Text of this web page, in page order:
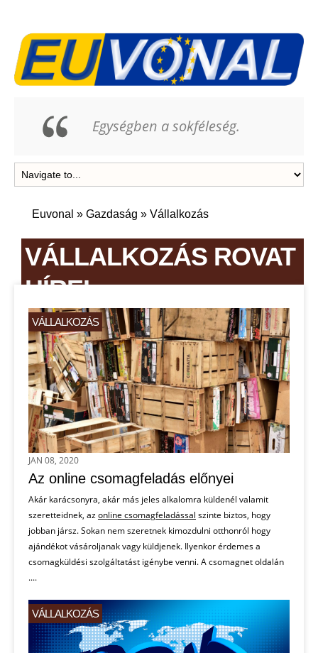
Egységben a sokféleség.
Euvonal » Gazdaság » Vállalkozás
VÁLLALKOZÁS ROVAT
HÍREI
VÁLLALKOZÁS
JAN 08, 2020
Az online csomagfeladás előnyei
Akár karácsonyra, akár más jeles alkalomra küldenél valamit
szeretteidnek, azonline csomagfeladással szinte biztos, hogy
jobban jársz. Sokan nem szeretnek kimozdulni otthonról hogy
ajándékot vásároljanak vagy küldjenek. Ilyenkor érdemes a
csomagküldési szolgáltatást igénybe venni. A csomagnet oldalán
....
VÁLLALKOZÁS